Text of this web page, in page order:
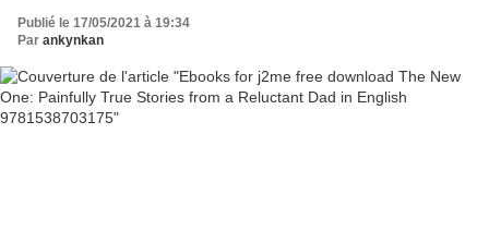
Publié le 17/05/2021 à 19:34
Par ankynkan